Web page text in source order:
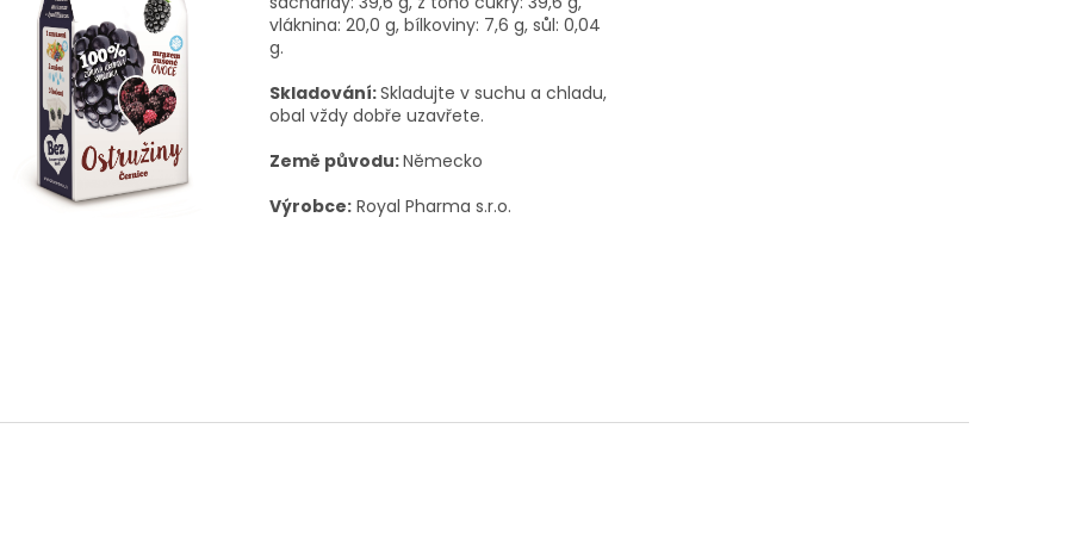
vláknina: 20,0 g, bílkoviny: 7,6 g, sůl: 0,04
g.
Skladování:Skladujte v suchu a chladu,
obal vždy dobře uzavřete.
Země původu:Německo
Výrobce: Royal Pharma s.r.o.